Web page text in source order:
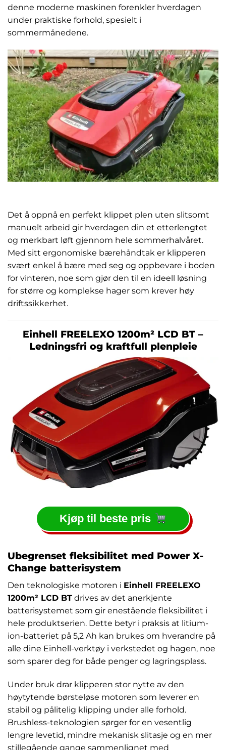
denne moderne maskinen forenkler hverdagen
under praktiske forhold, spesielt i
sommermånedene.
Det å oppnå en perfekt klippet plen uten slitsomt
manuelt arbeid gir hverdagen din et etterlengtet
og merkbart løft gjennom hele sommerhalvåret.
Med sitt ergonomiske bærehåndtak er klipperen
svært enkel å bære med seg og oppbevare i boden
for vinteren, noe som gjør den til en ideell løsning
for større og komplekse hager som krever høy
driftssikkerhet.
Einhell FREELEXO 1200m² LCD BT –
Ledningsfri og kraftfull plenpleie
Kjøp til beste pris
Ubegrenset fleksibilitet med Power X-
Change batterisystem
Den teknologiske motoren i Einhell FREELEXO
1200m² LCD BT drives av det anerkjente
batterisystemet som gir enestående fleksibilitet i
hele produktserien. Dette betyr i praksis at litium-
ion-batteriet på 5,2 Ah kan brukes om hverandre på
alle dine Einhell-verktøy i verkstedet og hagen, noe
som sparer deg for både penger og lagringsplass.
Under bruk drar klipperen stor nytte av den
høytytende børsteløse motoren som leverer en
stabil og pålitelig klipping under alle forhold.
Brushless-teknologien sørger for en vesentlig
lengre levetid, mindre mekanisk slitasje og en mer
stillegående gange sammenlignet med